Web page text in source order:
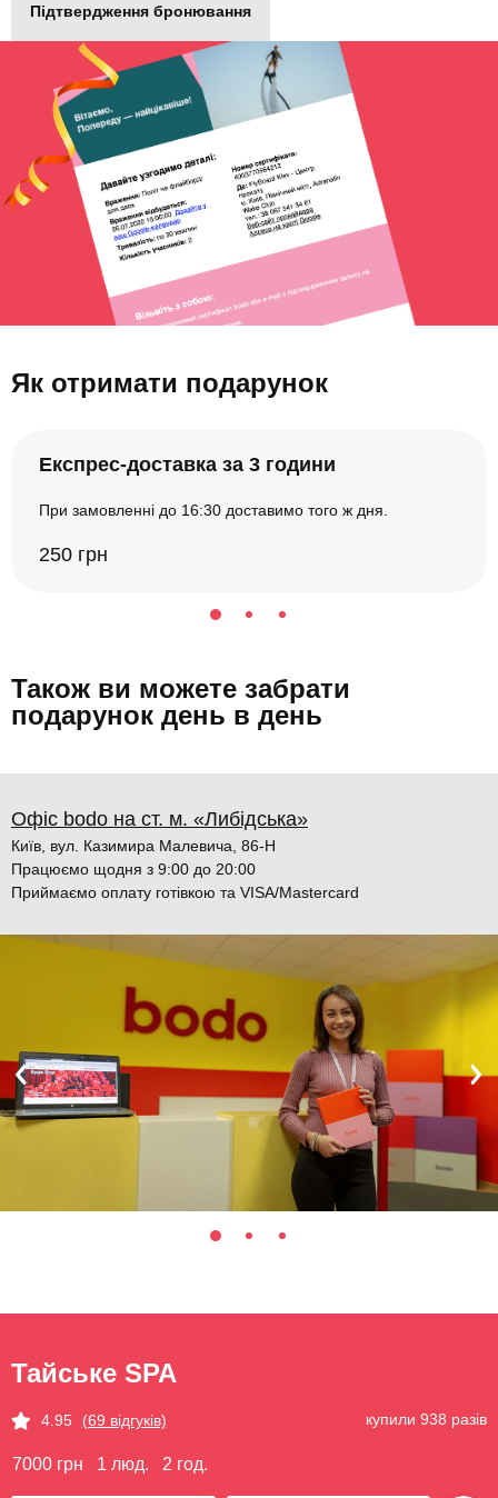
Підтвердження бронювання
Як отримати подарунок
Експрес-доставка за 3 години
При замовленні до 16:30 доставимо того ж дня.
250 грн
Також ви можете забрати
подарунок день в день
Офіс bodo на ст. м. «Либідська»
Київ, вул. Казимира Малевича, 86-Н
Працюємо щодня з 9:00 до 20:00
Приймаємо оплату готівкою та VISA/Mastercard
Тайське SPA
4.95 (69 відгуків) купили 938 разів
7000 грн 1 люд. 2 год.